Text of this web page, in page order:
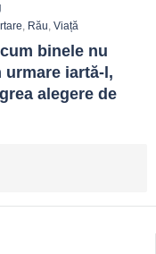
, Rău, Viață
binele nu
urmare iartă-l,
alegere de